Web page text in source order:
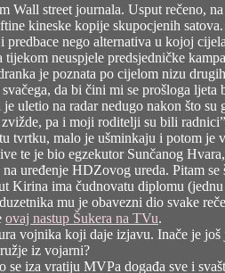
Wall street journala. Usput rečeno,
kineske kopije skupocjenih
nego alternativa u kojoj
neuspjele predsjedničke
je poznata po cijelom nizu
da bi čini mi se prošloga
uletio na radar nedugo nakon što
pa i moji roditelji su bili
tvrtku, malo je ušminkaju i potom
je bio egzekutor Sunčanog Hvara,
uređenje HDZovog ureda. Pitam se
ima čudnovatu diplomu
mu je obavezni dio svake
ovaj nastup Šukera na TVu.
vojnika koji daje izjavu. Inače je
iz vojarni?
iza vratiju MVPa događa sve i